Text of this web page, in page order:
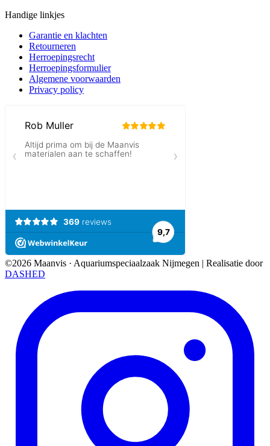
Handige linkjes
Garantie en klachten
Retourneren
Herroepingsrecht
Herroepingsformulier
Algemene voorwaarden
Privacy policy
©2026 Maanvis · Aquariumspeciaalzaak Nijmegen | Realisatie door
DASHED